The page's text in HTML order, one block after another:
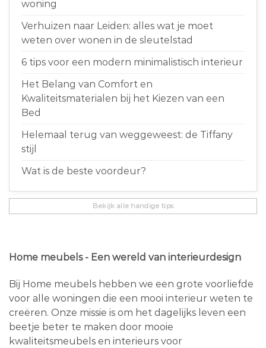
woning
Verhuizen naar Leiden: alles wat je moet
weten over wonen in de sleutelstad
6 tips voor een modern minimalistisch interieur
Het Belang van Comfort en
Kwaliteitsmaterialen bij het Kiezen van een
Bed
Helemaal terug van weggeweest: de Tiffany
stijl
Wat is de beste voordeur?
Bekijk alle handige tips
Home meubels - Een wereld van interieurdesign
Bij Home meubels hebben we een grote voorliefde
voor alle woningen die een mooi interieur weten te
creëren. Onze missie is om het dagelijks leven een
beetje beter te maken door mooie
kwaliteitsmeubels en interieurs voor